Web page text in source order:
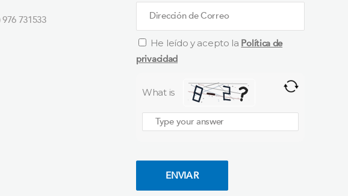
976 731533
He leído y acepto la Política de
privacidad
What is
Solve
shown
Por favor, deja este campo vacío.